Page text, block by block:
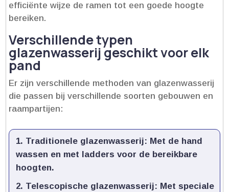
efficiënte wijze de ramen tot een goede hoogte
bereiken.​
Verschillende typen
glazenwasserij geschikt voor elk
pand
Er zijn verschillende methoden van glazenwasserij
die passen bij verschillende soorten gebouwen en
raampartijen:
Traditionele glazenwasserij: Met de hand
wassen en met ladders voor de bereikbare
hoogten.​
Telescopische glazenwasserij: Met speciale